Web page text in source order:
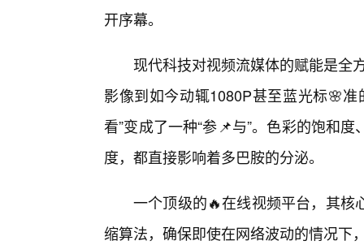
开序幕。
现代科技对视频流媒体的赋能是全
影像到如今动辄1080P甚至蓝光标🌸
看”变成了一种“参📌与”。色彩的饱和
度，都直接影响着多巴胺的分泌。
一个顶级的🔥在线视频平台，其核
缩算法，确保即使在网络波动的情况下